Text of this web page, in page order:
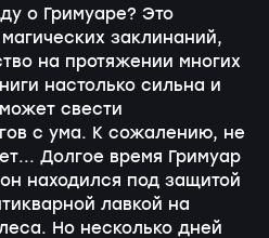
о Гримуаре? Это
заклинаний,
на протяжении многих
настолько сильна и
свести
с ума. К сожалению, не
Долгое время Гримуар
находился под защитой
лавкой на
Но несколько дней